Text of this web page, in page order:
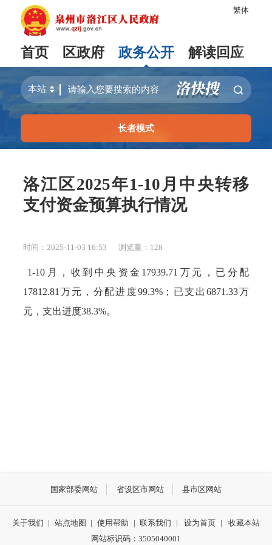
繁体
首页 区政府 政务公开 解读回应
长者模式
洛江区2025年1-10月中央转移
支付资金预算执行情况
时间：2025-11-03 16:53 浏览量： 128
1-10月，收到中央资金17939.71万元，已分配
17812.81万元，分配进度99.3%；已支出6871.33万
元，支出进度38.3%。
国家部委网站 省设区市网站 县市区网站
关于我们 | 站点地图 | 使用帮助 | 联系我们 | 设为首页 |
收藏本站
网站标识码：3505040001